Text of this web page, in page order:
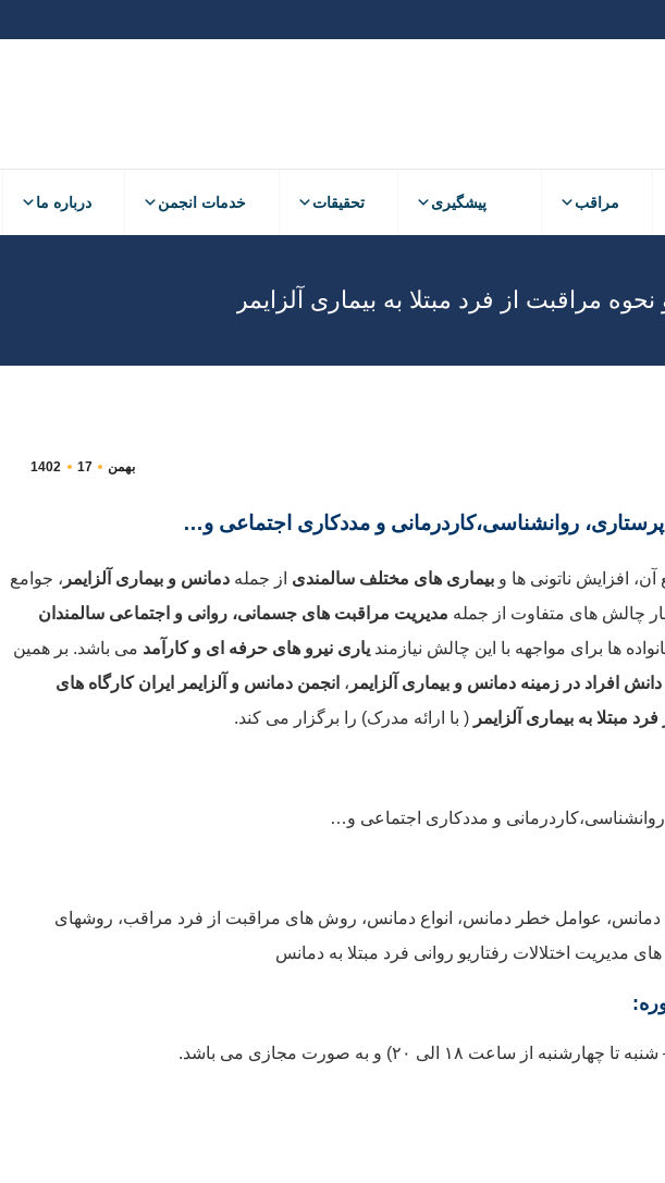
پیشگیری مراقب تحقیقات خدمات انجمن درباره ما
مراقبت از فرد مبتلا به بیماری آلزایمر
بهمن 17
1402
روانشناسی،کاردرمانی و مددکاری اجتماعی و…
آن، افزایش ناتونی ها و بیماری های مختلف سالمندی از جمله دمانس و بیماری آلزایمر ، جوامع
چالش های متفاوت از جمله مدیریت مراقبت های جسمانی، روانی و اجتماعی سالمندان
ها برای مواجهه با این چالش نیازمند یاری نیرو های حرفه ای و کارآمد می باشد. بر همین
افراد در زمینه دمانس و بیماری آلزایمر ، انجمن دمانس و آلزایمر ایران کارگاه های
مبتلا به بیماری آلزایمر ( با ارائه مدرک) را برگزار می کند.
و مددکاری اجتماعی و…
دمانس، عوامل خطر دمانس، انواع دمانس، روش های مراقبت از فرد مراقب، روشهای
اختلالات رفتاریو روانی فرد مبتلا به دمانس